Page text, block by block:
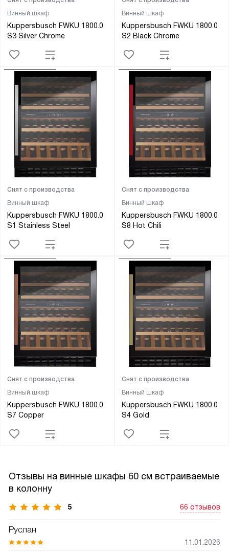
Винный шкаф
Kuppersbusch FWKU 1800.0
S3 Silver Chrome
Винный шкаф
Kuppersbusch FWKU 1800.0
S2 Black Chrome
Винный шкаф
Kuppersbusch FWKU 1800.0
S1 Stainless Steel
Снят с производства
Винный шкаф
Kuppersbusch FWKU 1800.0
S8 Hot Chili
Снят с производства
Винный шкаф
Kuppersbusch FWKU 1800.0
S7 Copper
Снят с производства
Винный шкаф
Kuppersbusch FWKU 1800.0
S4 Gold
Снят с производства
Отзывы на винные шкафы 60 см встраиваемые
в колонну
5 66 отзывов
Руслан
11.01.2026